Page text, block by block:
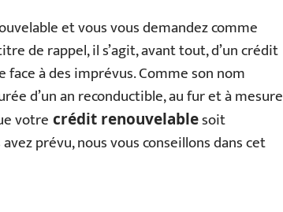
et vous vous demandez comme
de rappel, il s’agit, avant tout, d’un crédit
à des imprévus. Comme son nom
d’un an reconductible, au fur et à mesure
votre crédit renouvelablesoit
prévu, nous vous conseillons dans cet